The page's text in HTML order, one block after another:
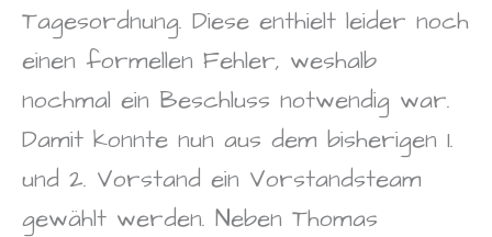
Tagesordnung. Diese enthielt leider noch
einen formellen Fehler, weshalb
nochmal ein Beschluss notwendig war.
Damit konnte nun aus dem bisherigen 1.
und 2. Vorstand ein Vorstandsteam
gewählt werden. Neben Thomas